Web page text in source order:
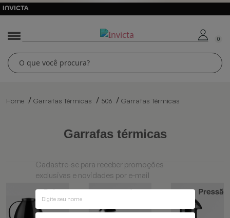
0
Home Garrafas Térmicas 506 Garrafas Térmicas
garrafas térmicas
Cadastre-se para receber promoções
exclusivas e novidades por e-mail